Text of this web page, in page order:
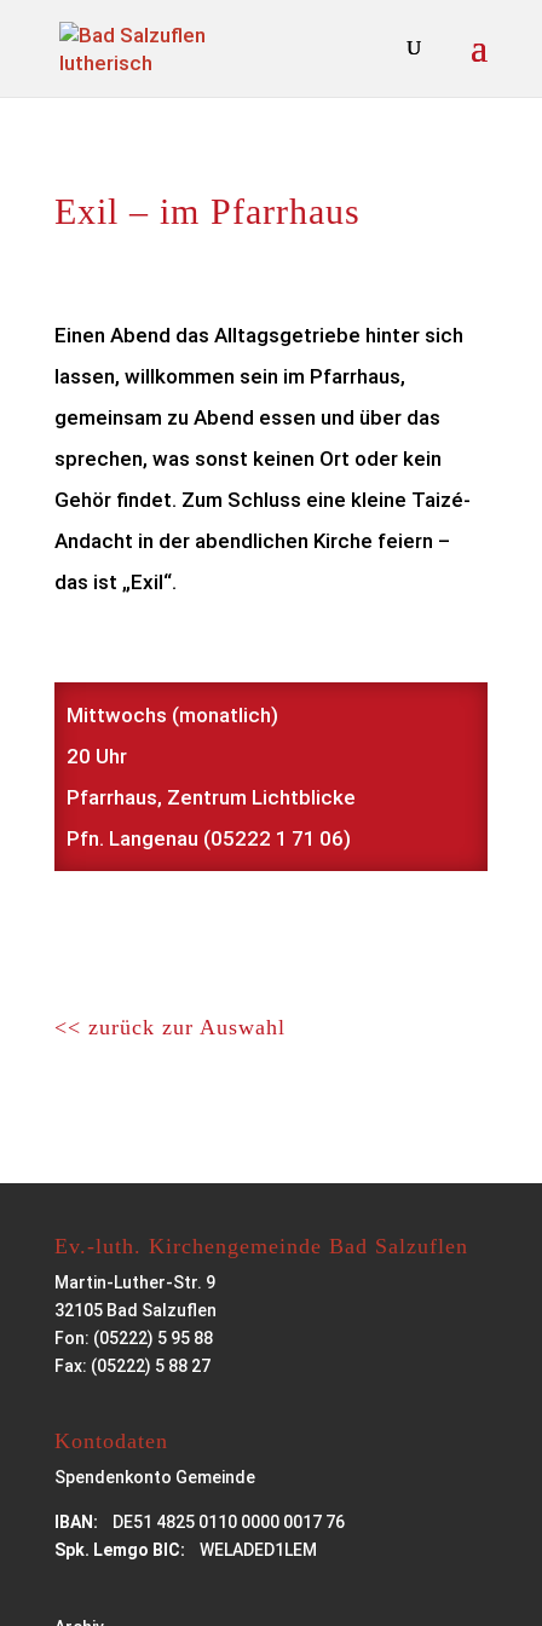
Exil – im Pfarrhaus
Einen Abend das Alltagsgetriebe hinter sich
lassen, willkommen sein im Pfarrhaus,
gemeinsam zu Abend essen und über das
sprechen, was sonst keinen Ort oder kein
Gehör findet. Zum Schluss eine kleine Taizé-
Andacht in der abendlichen Kirche feiern –
das ist „Exil“.
Mittwochs (monatlich)
20 Uhr
Pfarrhaus, Zentrum Lichtblicke
Pfn. Langenau (05222 1 71 06)
<< zurück zur Auswahl
Ev.-luth. Kirchengemeinde Bad Salzuflen
Martin-Luther-Str. 9
32105 Bad Salzuflen
Fon: (05222) 5 95 88
Fax: (05222) 5 88 27
Kontodaten
Spendenkonto Gemeinde
IBAN: DE51 4825 0110 0000 0017 76
Spk. Lemgo BIC: WELADED1LEM